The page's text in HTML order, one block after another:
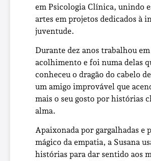
em Psicologia Clínica, unindo
artes em projetos dedicados à
juventude.
Durante dez anos trabalhou em
acolhimento e foi numa delas
conheceu o dragão do cabelo
um amigo improvável que
mais o seu gosto por histórias
alma.
Apaixonada por gargalhadas e
mágico da empatia, a Susana
histórias para dar sentido aos